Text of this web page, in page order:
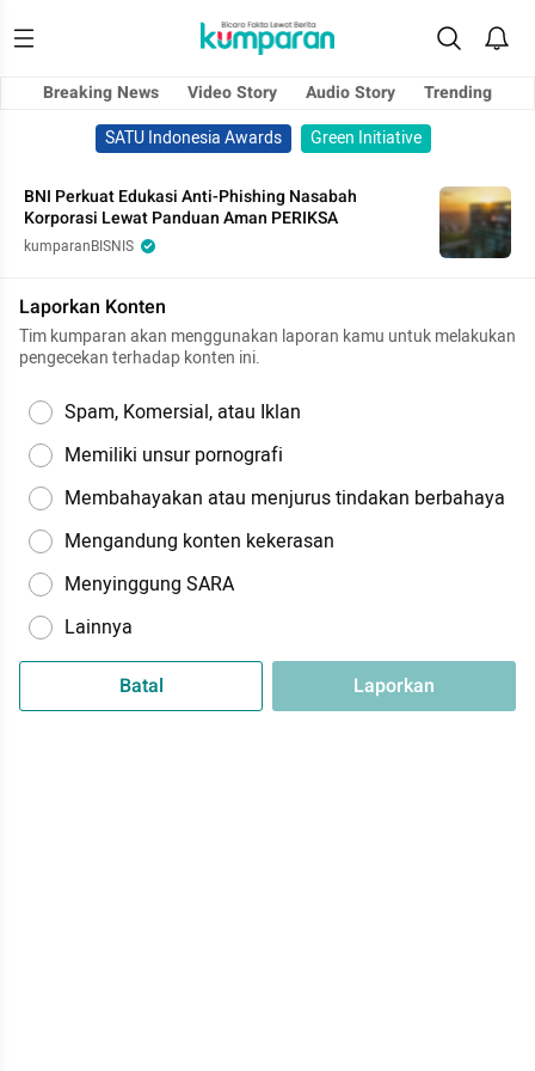
Breaking News Video Story Audio Story
Trending
SATU Indonesia Awards
Green Initiative
BNI Perkuat Edukasi Anti-Phishing Nasabah
Korporasi Lewat Panduan Aman PERIKSA
kumparanBISNIS
Laporkan Konten
Tim kumparan akan menggunakan laporan kamu untuk melakukan
pengecekan terhadap konten ini.
Spam, Komersial, atau Iklan
Memiliki unsur pornografi
Membahayakan atau menjurus tindakan berbahaya
Mengandung konten kekerasan
Menyinggung SARA
Lainnya
Batal Laporkan